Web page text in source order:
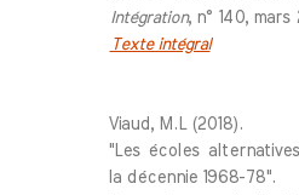
Intégration, n° 140,
Texte intégral
Viaud, M.L (2018).
"Les écoles
la décennie 1968-78".